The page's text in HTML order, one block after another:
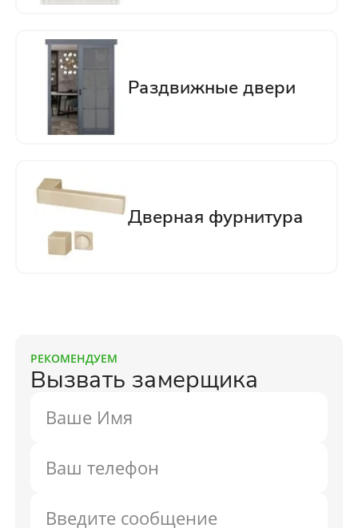
РЕКОМЕНДУЕМ
Вызвать замерщика